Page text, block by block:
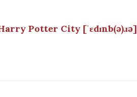
Potter City [ˈɛdɪnb(ə)ɹə]